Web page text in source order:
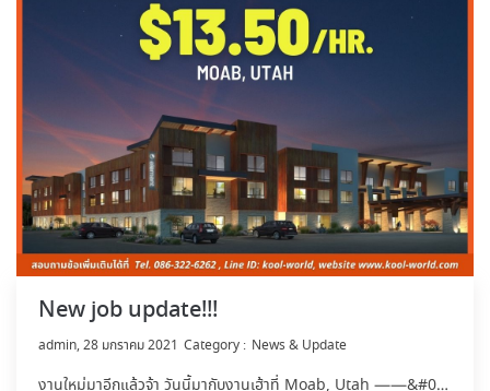
New job update!!!
by
admin 28 มกราคม 2021 News & Update
งานใหม่มาอีกแล้วจ้า วันนี้มากับงานเฮ้าที่ Moab, Utah ——&#0…